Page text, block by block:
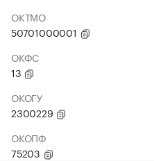
ОКТМО
50701000001
ОКФС
13
ОКОГУ
2300229
ОКОПФ
75203